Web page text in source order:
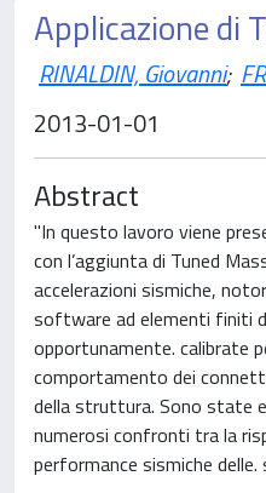
Applicazione di
RINALDIN, Giovanni;
2013-01-01
Abstract
"In questo lavoro viene
con l’aggiunta di Tuned
accelerazioni sismiche,
software ad elementi finiti
opportunamente. calibrate
comportamento dei
della struttura. Sono state
numerosi confronti tra la
performance sismiche